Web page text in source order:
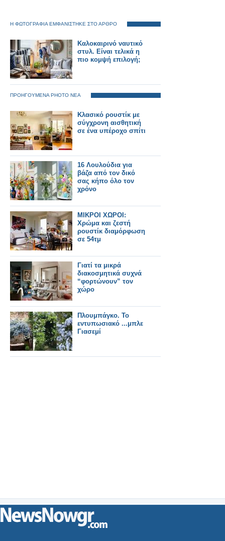
Η ΦΩΤΟΓΡΑΦΙΑ ΕΜΦΑΝΙΣΤΗΚΕ ΣΤΟ ΑΡΘΡΟ
Καλοκαιρινό ναυτικό
στυλ. Είναι τελικά η
πιο κομψή επιλογή;
ΠΡΟΗΓΟΥΜΕΝΑ PHOTO ΝΕΑ
Κλασικό ρουστίκ με
σύγχρονη αισθητική
σε ένα υπέροχο σπίτι
16 Λουλούδια για
βάζα από τον δικό
σας κήπο όλο τον
χρόνο
ΜΙΚΡΟΙ ΧΩΡΟΙ:
Χρώμα και ζεστή
ρουστίκ διαμόρφωση
σε 54τμ
Γιατί τα μικρά
διακοσμητικά συχνά
“φορτώνουν” τον
χώρο
Πλουμπάγκο. Το
εντυπωσιακό ...μπλε
Γιασεμί